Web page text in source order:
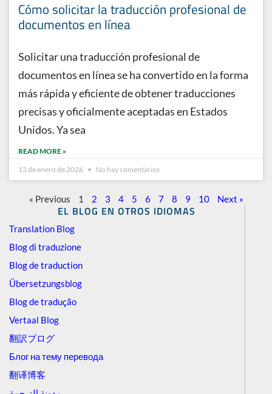
EL BLOG EN OTROS IDIOMAS
Translation Blog
Blog di traduzione
Blog de traduction
Übersetzungsblog
Blog de tradução
Vertaal Blog
翻訳ブログ
Блог на тему перевода
翻译博客
Cómo solicitar la traducción profesional de
documentos en línea
Solicitar una traducción profesional de
documentos en línea se ha convertido en la forma
más rápida y eficiente de obtener traducciones
precisas y oficialmente aceptadas en Estados
Unidos. Ya sea
READ MORE »
13 de enero de 2026
No hay comentarios
« Previous 1 2 3 4 5 6 7 8 9 10 Next »